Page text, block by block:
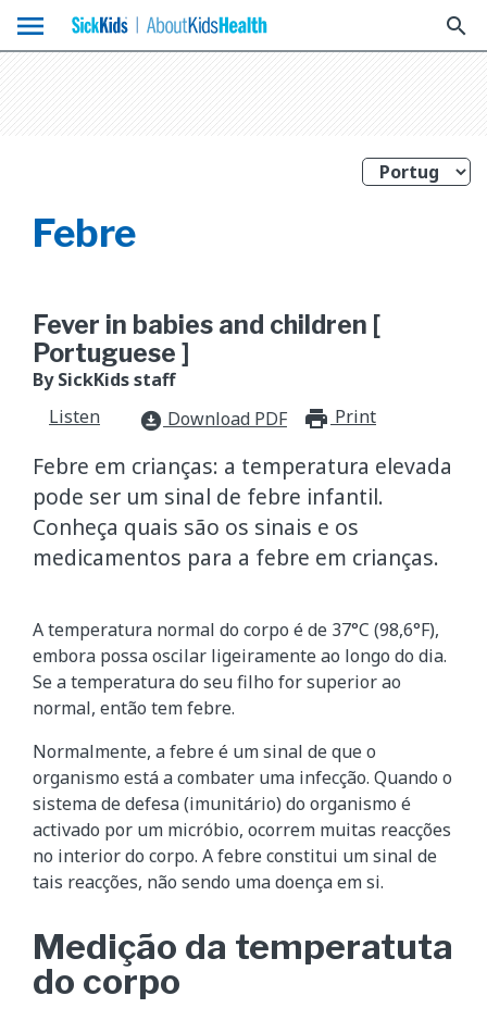
menu search
Febre
Fever in babies and children [
Portuguese ]
By SickKids staff
Listen
download_for_offline Download PDF Print
Febre em crianças: a temperatura elevada
pode ser um sinal de febre infantil.
Conheça quais são os sinais e os
medicamentos para a febre em crianças.
A temperatura normal do corpo é de 37°C (98,6°F),
embora possa oscilar ligeiramente ao longo do dia.
Se a temperatura do seu filho for superior ao
normal, então tem febre.
Normalmente, a febre é um sinal de que o
organismo está a combater uma infecção. Quando o
sistema de defesa (imunitário) do organismo é
activado por um micróbio, ocorrem muitas reacções
no interior do corpo. A febre constitui um sinal de
tais reacções, não sendo uma doença em si.
Medição da temperatuta
do corpo